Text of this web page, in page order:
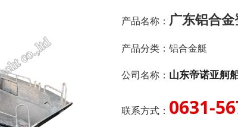
产品名称： 广东铝合
产品分类： 铝合金艇
公司名称： 山东帝诺亚舸
联系方式： 0631-